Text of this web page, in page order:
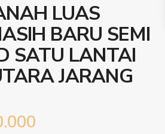
LUAS
BARU SEMI
SATU LANTAI
JARANG